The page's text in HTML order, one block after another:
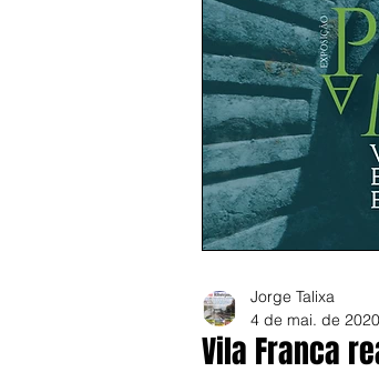
Vila Franca
Jorge Talixa
4 de mai. de 2020